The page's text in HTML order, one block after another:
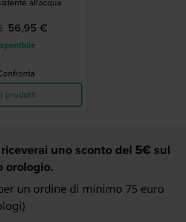
all'acqua
56,95 €
prodotti
uno sconto del 5€ sul
orologio.
un ordine di minimo 75 euro